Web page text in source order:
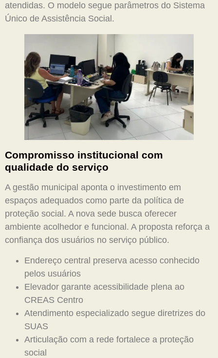
atendidas. O modelo segue parâmetros do Sistema
Único de Assistência Social.
Compromisso institucional com
qualidade do serviço
A gestão municipal aponta o investimento em
espaços adequados como parte da política de
proteção social. A nova sede busca oferecer
ambiente acolhedor e funcional. A proposta reforça a
confiança dos usuários no serviço público.
Endereço central preserva acesso conhecido
pelos usuários
Elevador garante acessibilidade plena ao
CREAS Centro
Atendimento especializado segue diretrizes do
SUAS
Articulação com a rede fortalece a proteção
social